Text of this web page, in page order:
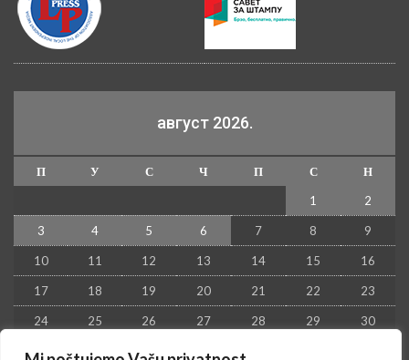
август 2026.
П У С Ч П С
Н
1
2
3 4 5 6 7 8 9
10 11 12 13 14 15 16
17 18 19 20 21 22 23
24 25 26 27 28 29 30
31